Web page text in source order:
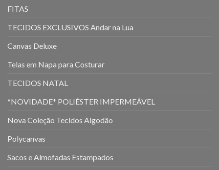
FITAS
TECIDOS EXCLUSIVOS Andar na Lua
Canvas Deluxe
Telas em Napa para Costurar
TECIDOS NATAL
*NOVIDADE* POLIÉSTER IMPERMEÁVEL
Nova Coleção Tecidos Algodão
Polycanvas
Sacos e Almofadas Estampados